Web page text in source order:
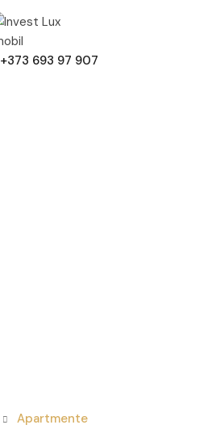
+373 693 97 907
Apartmente